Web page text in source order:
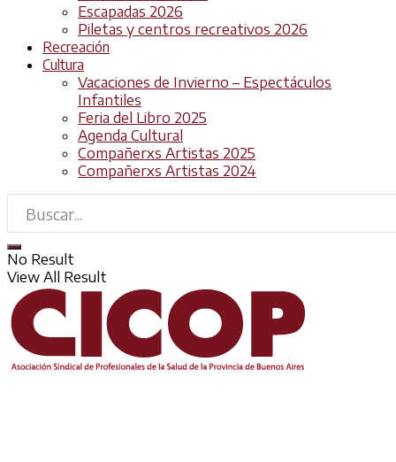
Escapadas 2026
Piletas y centros recreativos 2026
Recreación
Cultura
Vacaciones de Invierno – Espectáculos
Infantiles
Feria del Libro 2025
Agenda Cultural
Compañerxs Artistas 2025
Compañerxs Artistas 2024
No Result
View All Result